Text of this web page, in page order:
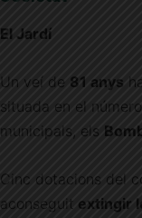
El Jardí
Un veí de 81 anys
situada en el número
municipals, els
Cinc dotacions del
aconseguit extingir